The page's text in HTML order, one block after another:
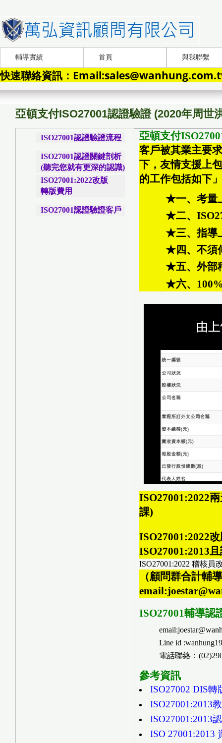
輔導實績 首頁 與我聯繫
快速聯絡資訊：
亞頓支付ISO27001認證驗證 (2020年周世
ISO27001認證驗證流程
ISO27001認證關鍵剖析
(聽完您就有更深的認識)
ISO27001:2022改版
轉版費用
ISO27001認證驗證客戶
亞頓支付
客戶被其業主要
下，友情支援上
的工作包括如下
★一、考量
★二、
★三、指導
★四、不須
★五、外部
★六、
ISO27001:2022
課)
ISO27001:2022
ISO27001:2013
ISO27001:2022 稽核員
（顧問群合計輔
ISO27001輔導認
Line id
電話聯絡：
參考資訊
ISO27002 DIS轉
ISO27001:2013
ISO27001:2013
ISO 27001:2013